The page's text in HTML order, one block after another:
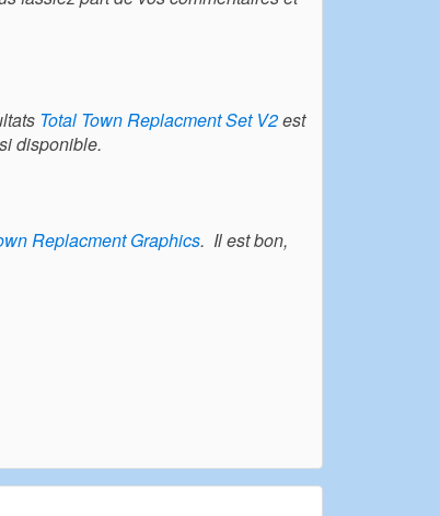
Total Town Replacment Set V2est
disponible.
Replacment Graphics. Il est bon,